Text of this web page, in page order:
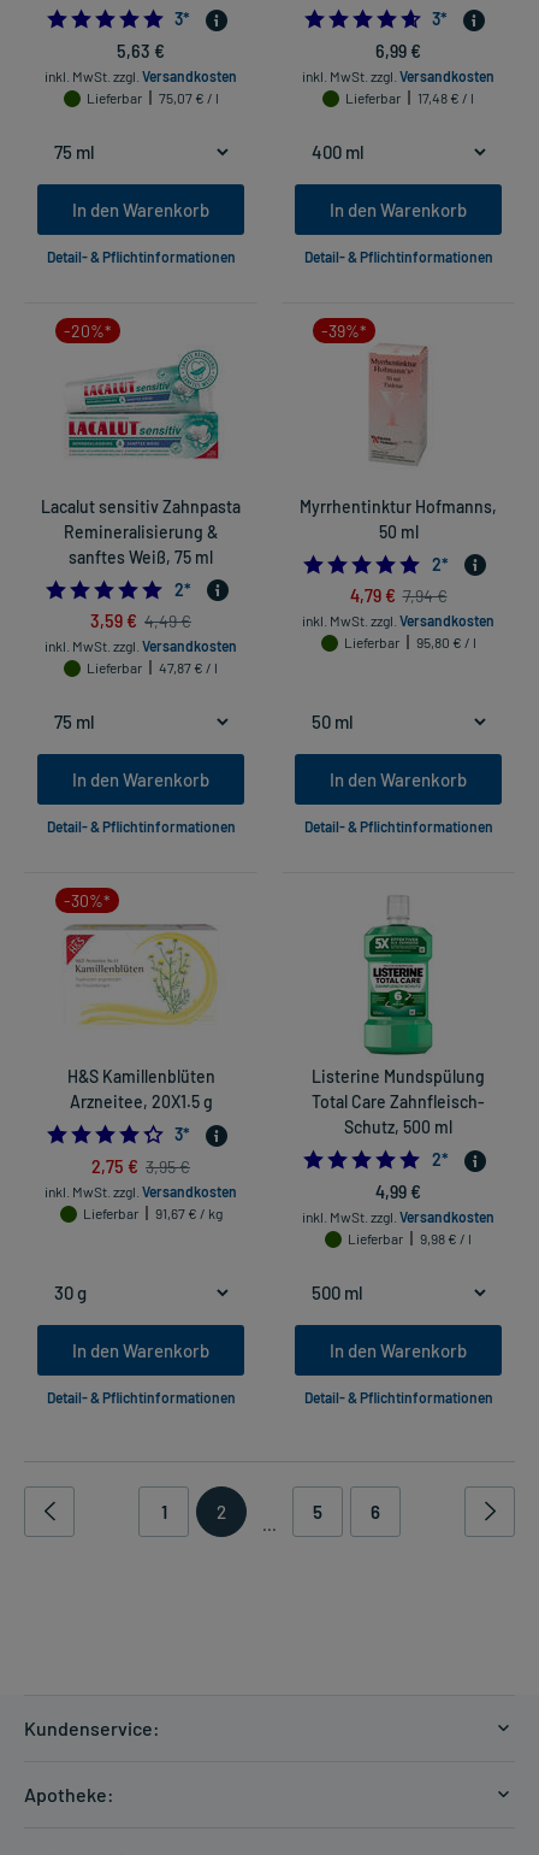
5.0
3*
5,63 €
inkl. MwSt. zzgl. Versandkosten
Lieferbar
75,07 € / l
In den Warenkorb
Detail- & Pflichtinformationen
3*
6,99 €
inkl. MwSt. zzgl. Versandkosten
Lieferbar
17,48 € / l
In den Warenkorb
Detail- & Pflichtinformationen
-20%*
Lacalut sensitiv Zahnpasta
Remineralisierung &
sanftes Weiß, 75 ml
5.0
2*
3,59 € 4,49 €
inkl. MwSt. zzgl. Versandkosten
Lieferbar
47,87 € / l
In den Warenkorb
Detail- & Pflichtinformationen
-39%*
Myrrhentinktur Hofmanns,
50 ml
5.0
2*
4,79 € 7,94 €
inkl. MwSt. zzgl. Versandkosten
Lieferbar
95,80 € / l
In den Warenkorb
Detail- & Pflichtinformationen
-30%*
H&S Kamillenblüten
Arzneitee, 20X1.5 g
4.333333333333333
3*
2,75 € 3,95 €
inkl. MwSt. zzgl. Versandkosten
Lieferbar
91,67 € / kg
In den Warenkorb
Detail- & Pflichtinformationen
Listerine Mundspülung
Total Care Zahnfleisch-
Schutz, 500 ml
5.0
2*
4,99 €
inkl. MwSt. zzgl. Versandkosten
Lieferbar
9,98 € / l
In den Warenkorb
Detail- & Pflichtinformationen
1 2
...
5 6
Kundenservice:
Zahlungsarten
Apotheke: